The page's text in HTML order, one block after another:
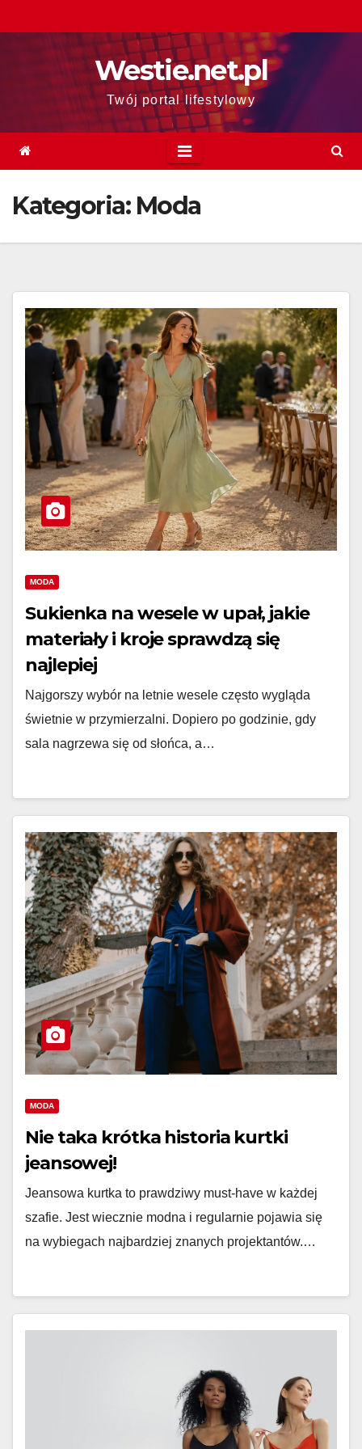
to
Westie.net.pl
Twój portal lifestylowy
Kategoria: Moda
MODA
Sukienka na wesele w upał, jakie
materiały i kroje sprawdzą się
najlepiej
Najgorszy wybór na letnie wesele często wygląda
świetnie w przymierzalni. Dopiero po godzinie, gdy
sala nagrzewa się od słońca, a…
MODA
Nie taka krótka historia kurtki
jeansowej!
Jeansowa kurtka to prawdziwy must-have w każdej
szafie. Jest wiecznie modna i regularnie pojawia się
na wybiegach najbardziej znanych projektantów.…